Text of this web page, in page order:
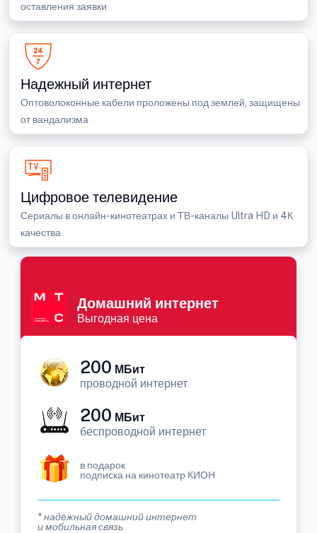
оставления заявки
Надежный интернет
Оптоволоконные кабели проложены под землей, защищены
от вандализма
Цифровое телевидение
Сериалы в онлайн-кинотеатрах и ТВ-каналы Ultra HD и 4К
качества
Домашний интернет
Выгодная цена
200 МБит
проводной интернет
200 МБит
беспроводной интернет
в подарок
подписка на кинотеатр КИОН
* надёжный домашний интернет
и мобильная связь